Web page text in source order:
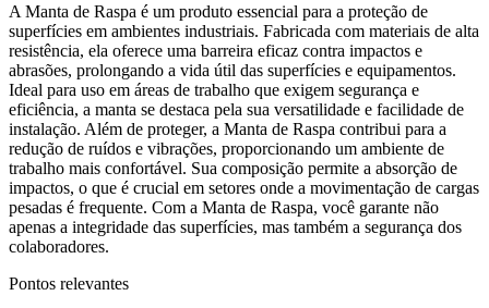
A Manta de Raspa é um produto essencial para a proteção de
superfícies em ambientes industriais. Fabricada com materiais de alta
resistência, ela oferece uma barreira eficaz contra impactos e
abrasões, prolongando a vida útil das superfícies e equipamentos.
Ideal para uso em áreas de trabalho que exigem segurança e
eficiência, a manta se destaca pela sua versatilidade e facilidade de
instalação. Além de proteger, a Manta de Raspa contribui para a
redução de ruídos e vibrações, proporcionando um ambiente de
trabalho mais confortável. Sua composição permite a absorção de
impactos, o que é crucial em setores onde a movimentação de cargas
pesadas é frequente. Com a Manta de Raspa, você garante não
apenas a integridade das superfícies, mas também a segurança dos
colaboradores.
Pontos relevantes